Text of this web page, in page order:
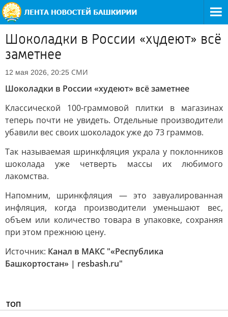
Шоколадки в России «худеют» всё
заметнее
12 мая 2026, 20:25 СМИ
Шоколадки в России «худеют» всё заметнее
Классической 100-граммовой плитки в магазинах
теперь почти не увидеть. Отдельные производители
убавили вес своих шоколадок уже до 73 граммов.
Так называемая шринкфляция украла у поклонников
шоколада уже четверть массы их любимого
лакомства.
Напомним, шринкфляция — это завуалированная
инфляция, когда производители уменьшают вес,
объем или количество товара в упаковке, сохраняя
при этом прежнюю цену.
Источник: Канал в МАКС "«Республика
Башкортостан» | resbash.ru"
ТОП